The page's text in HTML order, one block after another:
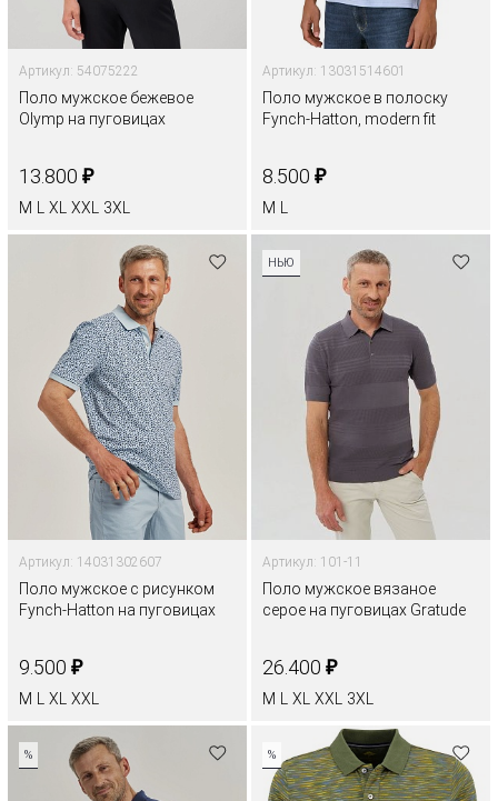
Артикул: 54075222
Поло мужское бежевое
Olymp на пуговицах
13.800 ₽
M XL XXL 3XL
Артикул: 13031514601
Поло мужское в полоску
Fynch-Hatton, modern fit
8.500 ₽
M
Артикул: 14031302607
Поло мужское с рисунком
Fynch-Hatton на пуговицах
9.500 ₽
M XL XXL
НЬЮ
Артикул: 101-11
Поло мужское вязаное
серое на пуговицах Gratude
26.400 ₽
M XL XXL 3XL
% %